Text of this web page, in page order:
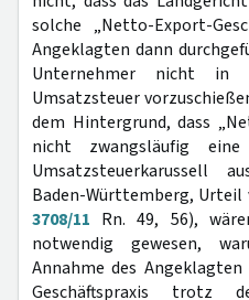
solche „Netto-Export-
Angeklagten dann
Unternehmer nicht
Umsatzsteuer
dem Hintergrund, dass
nicht zwangsläufig
Umsatzsteuerkarussell
Baden-Württemberg, Urteil
3708/11 Rn. 49, 56),
notwendig gewesen,
Annahme des
Geschäftspraxis trotz